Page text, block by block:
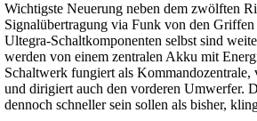
Wichtigste Neuerung neben dem zwölften
Signalübertragung via Funk von den
Ultegra-Schaltkomponenten selbst sind
werden von einem zentralen Akku mit
Schaltwerk fungiert als Kommandozentrale,
und dirigiert auch den vorderen Umwerfer.
dennoch schneller sein sollen als bisher,